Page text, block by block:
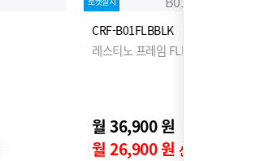
CRF-B01FLBBLK
레스티노 프레임 FLBBLK
월 36,900 원 41,900원
월 26,900 원 신용카드 할인가